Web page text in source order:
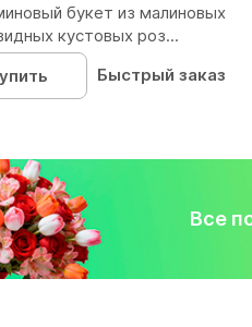
букет из малиновых
кустовых роз...
Быстрый заказ
Все